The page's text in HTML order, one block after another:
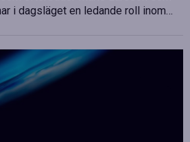
i dagsläget en ledande roll inom…